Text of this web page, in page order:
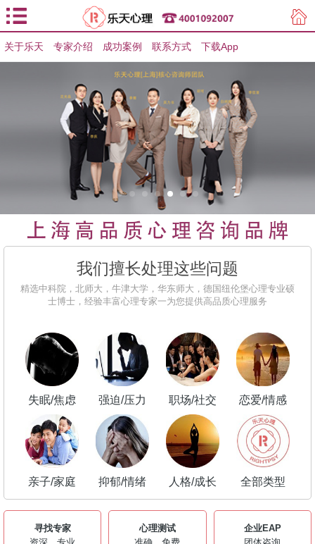
用户登录 用户注册
关于乐天 专家介绍 成功案例 联系方式 下载App
我们擅长处理这些问题
精选中科院，北师大，牛津大学，华东师大，德国纽伦堡心理专业硕
士博士，经验丰富心理专家一为您提供高品质心理服务
失眠/焦虑 强迫/压力 职场/社交 恋爱/情感
亲子/家庭 抑郁/情绪 人格/成长 全部类型
寻找专家
心理测试
企业EAP